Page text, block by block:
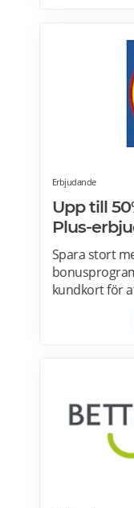
leverans.
erbjudanden
Erbjudande
Upp till
Plus-
Spara stort
kundkort för
mer varje
om